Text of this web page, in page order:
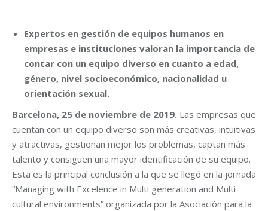
Expertos en gestión de equipos humanos en
empresas e instituciones valoran la importancia de
contar con un equipo diverso en cuanto a edad,
género, nivel socioeconómico, nacionalidad u
orientación sexual.
Barcelona, 25 de noviembre de 2019. Las empresas que
cuentan con un equipo diverso son más creativas, intuitivas
y atractivas, gestionan mejor los problemas, captan más
talento y consiguen una mayor identificación de su equipo.
Esta es la principal conclusión a la que se llegó en la jornada
“Managing with Excelence in Multi generation and Multi
cultural environments” organizada por la Asociación para la